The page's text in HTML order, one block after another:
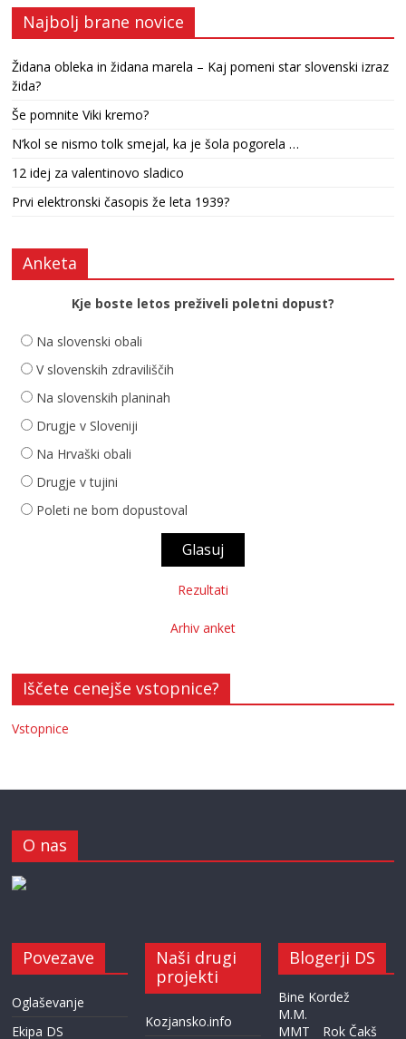
Najbolj brane novice
Židana obleka in židana marela – Kaj pomeni star slovenski izraz
žida?
Še pomnite Viki kremo?
N’kol se nismo tolk smejal, ka je šola pogorela …
12 idej za valentinovo sladico
Prvi elektronski časopis že leta 1939?
Anketa
Kje boste letos preživeli poletni dopust?
Na slovenski obali
V slovenskih zdraviliščih
Na slovenskih planinah
Drugje v Sloveniji
Na Hrvaški obali
Drugje v tujini
Poleti ne bom dopustoval
Rezultati
Arhiv anket
Iščete cenejše vstopnice?
Vstopnice
O nas
Povezave
Oglaševanje
Ekipa DS
Naši drugi
projekti
Kozjansko.info
Blogerji DS
Bine Kordež
M.M.
MMT
Rok Čakš